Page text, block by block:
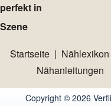
perfekt in
Szene
Startseite | Nählexikon
Nähanleitungen
Copyright © 2026